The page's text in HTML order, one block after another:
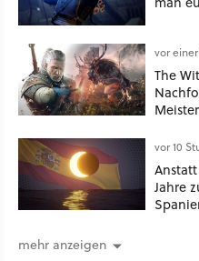
vor
The
vor 10
Jahre
mehr anzeigen